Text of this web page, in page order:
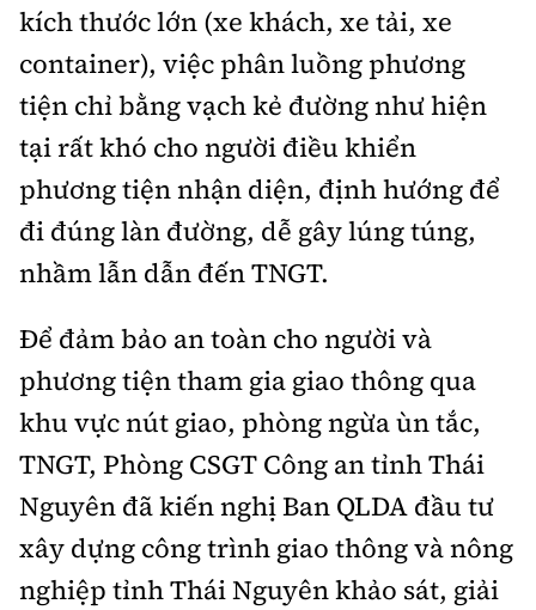
kích thước lớn (xe khách, xe tải, xe
container), việc phân luồng phương
tiện chỉ bằng vạch kẻ đường như hiện
tại rất khó cho người điều khiển
phương tiện nhận diện, định hướng để
đi đúng làn đường, dễ gây lúng túng,
nhầm lẫn dẫn đến TNGT.
Để đảm bảo an toàn cho người và
phương tiện tham gia giao thông qua
khu vực nút giao, phòng ngừa ùn tắc,
TNGT, Phòng CSGT Công an tỉnh Thái
Nguyên đã kiến nghị Ban QLDA đầu tư
xây dựng công trình giao thông và nông
nghiệp tỉnh Thái Nguyên khảo sát, giải